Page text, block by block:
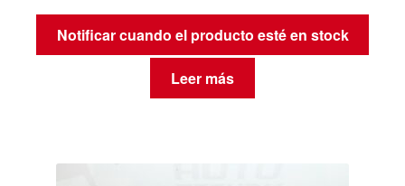
Notificar cuando el producto esté en stock
Leer más